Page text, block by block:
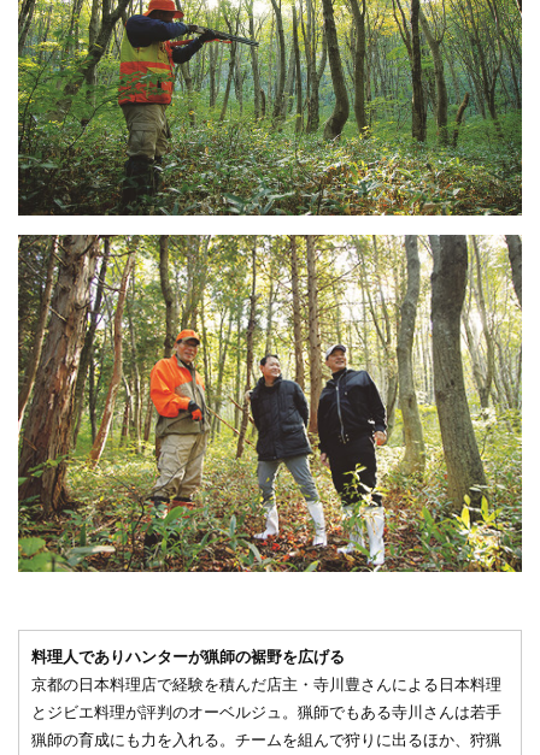
料理人でありハンターが猟師の裾野を広げる
京都の日本料理店で経験を積んだ店主・寺川豊さんによる日本料理
とジビエ料理が評判のオーベルジュ。猟師でもある寺川さんは若手
猟師の育成にも力を入れる。チームを組んで狩りに出るほか、狩猟